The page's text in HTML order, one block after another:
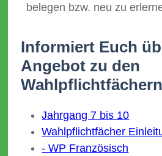
belegen bzw. neu zu
Informiert Euch
Angebot zu den
Wahlpflichtfächern
Jahrgang 7 bis 10
Wahlpflichtfächer
- WP Französisch